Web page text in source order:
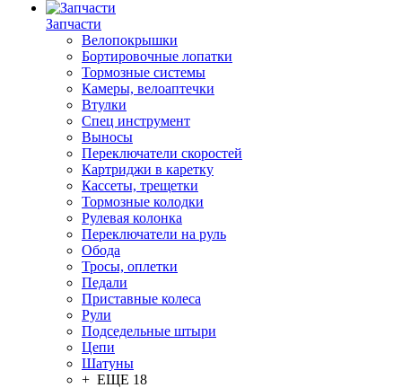
Запчасти
Велопокрышки
Бортировочные лопатки
Тормозные системы
Камеры, велоаптечки
Втулки
Спец инструмент
Выносы
Переключатели скоростей
Картриджи в каретку
Кассеты, трещетки
Тормозные колодки
Рулевая колонка
Переключатели на руль
Обода
Тросы, оплетки
Педали
Приставные колеса
Рули
Подседельные штыри
Цепи
Шатуны
+ ЕЩЕ 18